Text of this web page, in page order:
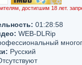
достигшим 18 лет.
01:28:58
WEB-DLRip
Русский